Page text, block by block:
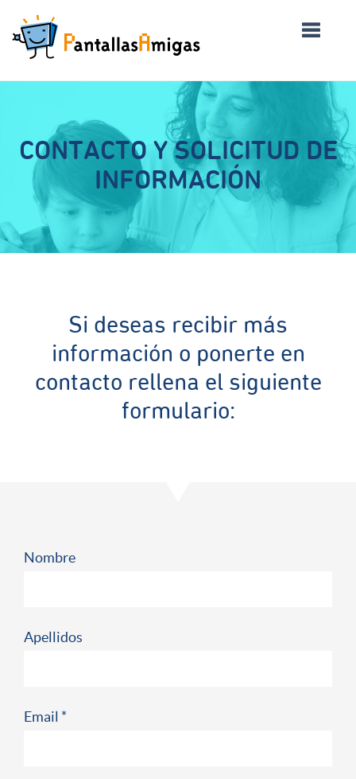
CONTACTO Y SOLICITUD DE
INFORMACIÓN
Si deseas recibir más
información o ponerte en
contacto rellena el siguiente
formulario:
Nombre
Apellidos
Email *